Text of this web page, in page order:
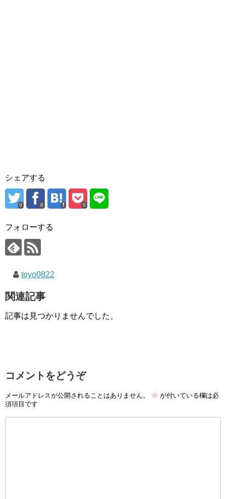
シェアする
0 0 0
フォローする
toyo0822
関連記事
記事は見つかりませんでした。
コメントをどうぞ
メールアドレスが公開されることはありません。 ※ が付いている欄は必
須項目です